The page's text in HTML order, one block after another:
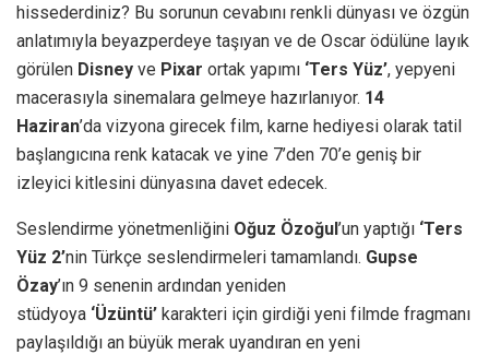
hissederdiniz? Bu sorunun cevabını renkli dünyası ve özgün
anlatımıyla beyazperdeye taşıyan ve de Oscar ödülüne layık
görülen Disney ve Pixar ortak yapımı ‘Ters Yüz’, yepyeni
macerasıyla sinemalara gelmeye hazırlanıyor. 14
Haziran’da vizyona girecek film, karne hediyesi olarak tatil
başlangıcına renk katacak ve yine 7’den 70’e geniş bir
izleyici kitlesini dünyasına davet edecek.
Seslendirme yönetmenliğini Oğuz Özoğul’un yaptığı ‘Ters
Yüz 2’nin Türkçe seslendirmeleri tamamlandı. Gupse
Özay’ın 9 senenin ardından yeniden
stüdyoya ‘Üzüntü’ karakteri için girdiği yeni filmde fragmanı
paylaşıldığı an büyük merak uyandıran en yeni